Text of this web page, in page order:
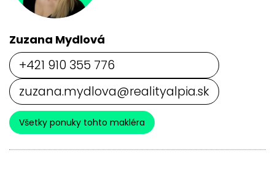
Zuzana Mydlová
+421 910 355 776
zuzana.mydlova@realityalpia.sk
Všetky ponuky tohto makléra